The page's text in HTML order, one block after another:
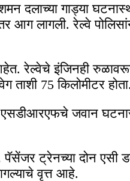
दलाच्या गाड्या
आग लागली. रेल्वे
रेल्वेचे इंजिनही
75 किलोमीटर होता.
जवान
ट्रेनच्या दोन एसी
वृत्त आहे.